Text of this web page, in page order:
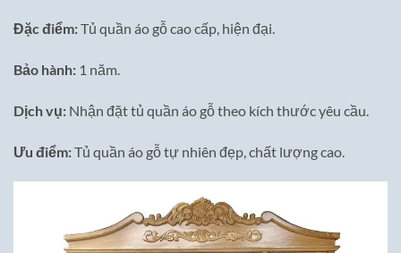
Đặc điểm:Tủ quần áo gỗ cao cấp, hiện đại.
Bảo hành: 1 năm.
Dịch vụ: Nhận đặt tủ quần áo gỗ theo kích thước yêu cầu.
Ưu điểm:Tủ quần áo gỗ tự nhiên đẹp, chất lượng cao.